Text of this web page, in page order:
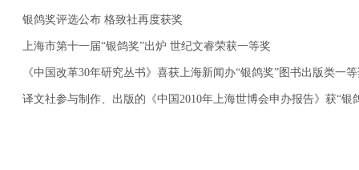
银鸽奖评选公布 格致社再度获奖
上海市第十一届“银鸽奖”出炉 世纪文睿荣获一等奖
《中国改革30年研究丛书》喜获上海新闻办“银鸽奖”图书出版类一
译文社参与制作、出版的《中国2010年上海世博会申办报告》获“银